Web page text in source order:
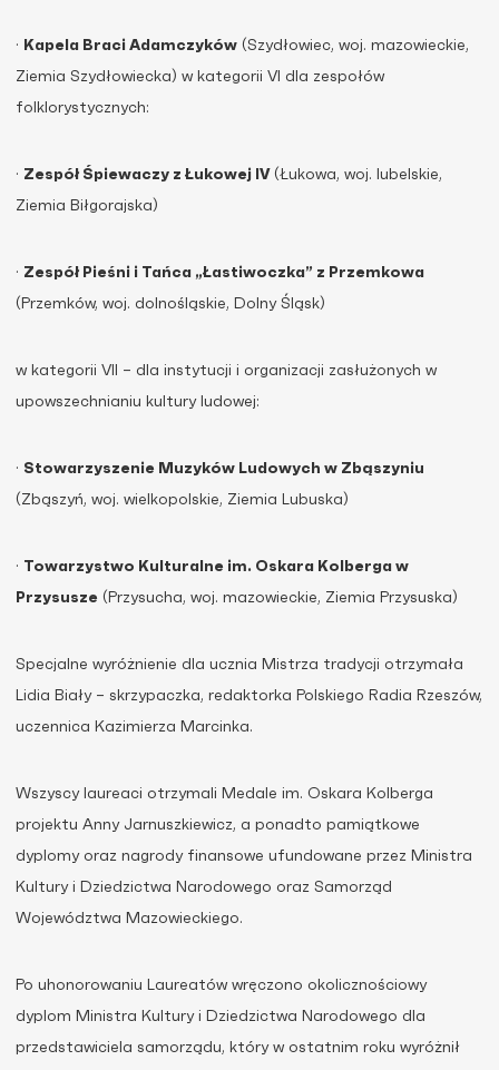
· Kapela Braci Adamczyków (Szydłowiec, woj. mazowieckie,
Ziemia Szydłowiecka) w kategorii VI dla zespołów
folklorystycznych:
· Zespół Śpiewaczy z Łukowej IV (Łukowa, woj. lubelskie,
Ziemia Biłgorajska)
· Zespół Pieśni i Tańca „Łastiwoczka” z Przemkowa
(Przemków, woj. dolnośląskie, Dolny Śląsk)
w kategorii VII – dla instytucji i organizacji zasłużonych w
upowszechnianiu kultury ludowej:
· Stowarzyszenie Muzyków Ludowych w Zbąszyniu
(Zbąszyń, woj. wielkopolskie, Ziemia Lubuska)
· Towarzystwo Kulturalne im. Oskara Kolberga w
Przysusze (Przysucha, woj. mazowieckie, Ziemia Przysuska)
Specjalne wyróżnienie dla ucznia Mistrza tradycji otrzymała
Lidia Biały – skrzypaczka, redaktorka Polskiego Radia Rzeszów,
uczennica Kazimierza Marcinka.
Wszyscy laureaci otrzymali Medale im. Oskara Kolberga
projektu Anny Jarnuszkiewicz, a ponadto pamiątkowe
dyplomy oraz nagrody finansowe ufundowane przez Ministra
Kultury i Dziedzictwa Narodowego oraz Samorząd
Województwa Mazowieckiego.
Po uhonorowaniu Laureatów wręczono okolicznościowy
dyplom Ministra Kultury i Dziedzictwa Narodowego dla
przedstawiciela samorządu, który w ostatnim roku wyróżnił